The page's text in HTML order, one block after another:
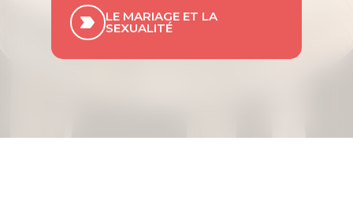
LE MARIAGE ET LA
SEXUALITÉ